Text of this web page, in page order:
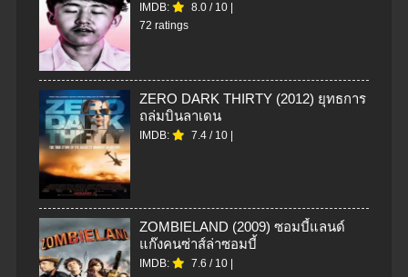
IMDB: 8.0 / 10
72 ratings
ZERO DARK THIRTY (2012) ยุทธการ
ถล่มบินลาเดน
IMDB: 7.4 / 10
ZOMBIELAND (2009) ซอมบี้แลนด์
แก๊งคนซ่าส์ล่าซอมบี้
IMDB: 7.6 / 10